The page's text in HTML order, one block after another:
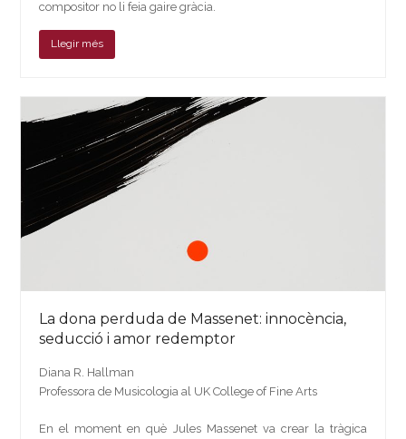
compositor no li feia gaire gràcia.
Llegir més
La dona perduda de Massenet: innocència,
seducció i amor redemptor
Diana R. Hallman
Professora de Musicologia al UK College of Fine Arts
En el moment en què Jules Massenet va crear la tràgica